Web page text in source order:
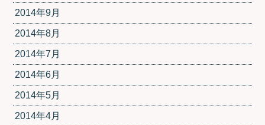
2014年9月
2014年8月
2014年7月
2014年6月
2014年5月
2014年4月